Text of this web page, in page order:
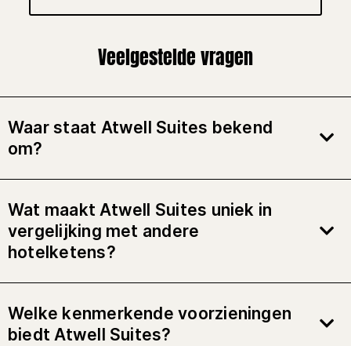
Veelgestelde vragen
Waar staat Atwell Suites bekend
om?
Wat maakt Atwell Suites uniek in
vergelijking met andere
hotelketens?
Welke kenmerkende voorzieningen
biedt Atwell Suites?